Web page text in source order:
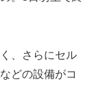
、さらにセル
どの設備がコ